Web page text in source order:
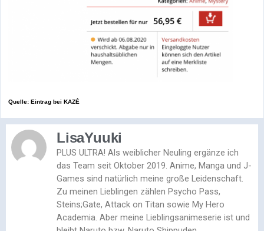
Quelle: Eintrag bei KAZÉ
LisaYuuki
PLUS ULTRA! Als weiblicher Neuling ergänze ich
das Team seit Oktober 2019. Anime, Manga und J-
Games sind natürlich meine große Leidenschaft.
Zu meinen Lieblingen zählen Psycho Pass,
Steins;Gate, Attack on Titan sowie My Hero
Academia. Aber meine Lieblingsanimeserie ist und